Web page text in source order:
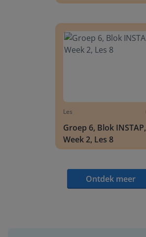
Les
Groep 6, Blok INSTAP,
Week 2, Les 8
Ontdek meer